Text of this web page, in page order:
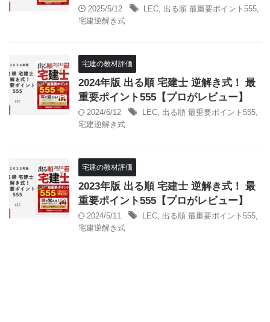
2025/5/12 LEC, 出る順 最重要ポイント555,
宅建逆解き式
宅建の教材評価
2024年版 出る順 宅建士 逆解き式！ 最
重要ポイント555【プロがレビュー】
2024/6/12 LEC, 出る順 最重要ポイント555,
宅建逆解き式
宅建の教材評価
2023年版 出る順 宅建士 逆解き式！ 最
重要ポイント555【プロがレビュー】
2024/5/11 LEC, 出る順 最重要ポイント555,
宅建逆解き式